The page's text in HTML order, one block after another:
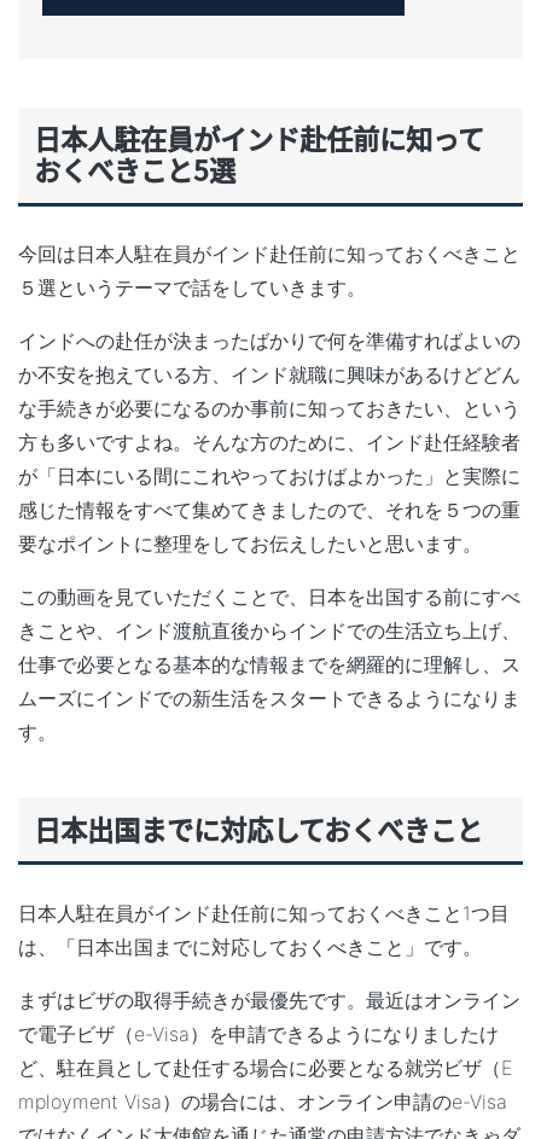
日本人駐在員がインド赴任前に知って
おくべきこと5選
今回は日本人駐在員がインド赴任前に知っておくべきこと
５選というテーマで話をしていきます。
インドへの赴任が決まったばかりで何を準備すればよいの
か不安を抱えている方、インド就職に興味があるけどどん
な手続きが必要になるのか事前に知っておきたい、という
方も多いですよね。そんな方のために、インド赴任経験者
が「日本にいる間にこれやっておけばよかった」と実際に
感じた情報をすべて集めてきましたので、それを５つの重
要なポイントに整理をしてお伝えしたいと思います。
この動画を見ていただくことで、日本を出国する前にすべ
きことや、インド渡航直後からインドでの生活立ち上げ、
仕事で必要となる基本的な情報までを網羅的に理解し、ス
ムーズにインドでの新生活をスタートできるようになりま
す。
日本出国までに対応しておくべきこと
日本人駐在員がインド赴任前に知っておくべきこと1つ目
は、「日本出国までに対応しておくべきこと」です。
まずはビザの取得手続きが最優先です。最近はオンライン
で電子ビザ（e-Visa）を申請できるようになりましたけ
ど、駐在員として赴任する場合に必要となる就労ビザ（E
mployment Visa）の場合には、オンライン申請のe-Visa